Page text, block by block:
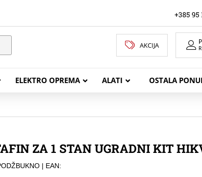
+385 95
AKCIJA
ELEKTRO OPREMA ALATI OSTALA
FG16OR
ZA 1 STAN UGRADNI KIT
| EAN: